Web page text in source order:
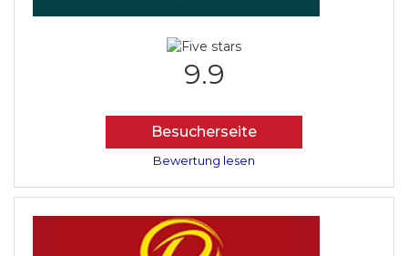
9.9
Besucherseite
Bewertung lesen